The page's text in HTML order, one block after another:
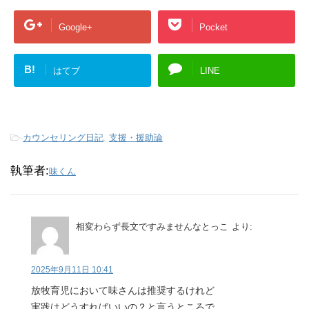
Google+ Pocket
B! はてブ LINE
-カウンセリング日記, 支援・援助論
執筆者:味くん
相変わらず長文ですみませんなとっこ より:
2025年9月11日 10:41
放牧育児において味さんは推奨するけれど